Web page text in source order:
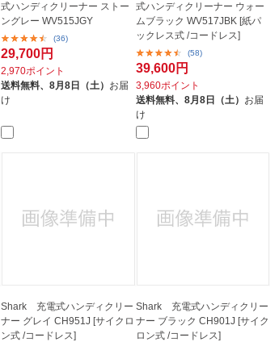
式ハンディクリーナー ストー
ングレー WV515JGY
(36)
29,700円
2,970ポイント
送料無料、8月8日（土） お届
け
式ハンディクリーナー ウォー
ムブラック WV517JBK [紙パ
ックレス式 /コードレス]
(58)
39,600円
3,960ポイント
送料無料、 8月8日（土） お届
け
Shark 充電式ハンディクリー
ナー グレイ CH951J [サイクロ
ン式 /コードレス]
Shark 充電式ハンディクリー
ナー ブラック CH901J [サイク
ロン式 /コードレス]